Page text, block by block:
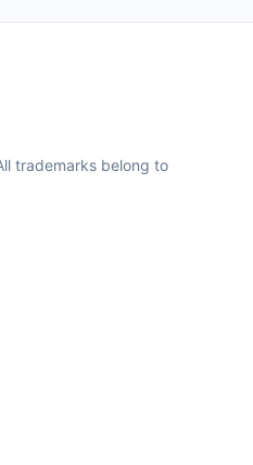
trademarks belong to